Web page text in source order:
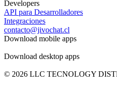
Developers
API para Desarrolladores
Integraciones
contacto@jivochat.cl
Download mobile apps
Download desktop apps
© 2026 LLC TECNOLOGY